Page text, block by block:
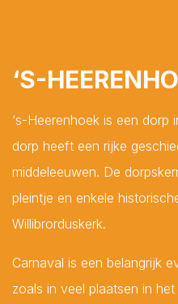
‘S-
‘s-Heerenhoek is een dorp
dorp heeft een rijke
middeleeuwen. De
pleintje en enkele
Willibrorduskerk.
Carnaval is een belangrijk
zoals in veel plaatsen in
PLAN EEN
PLAATSEN